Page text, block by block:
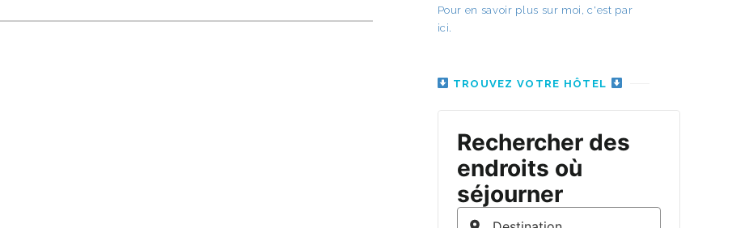
Pour en savoir plus sur moi, c'est par
ici.
TROUVEZ VOTRE HÔTEL